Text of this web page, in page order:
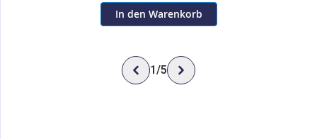
In den Warenkorb
1/5